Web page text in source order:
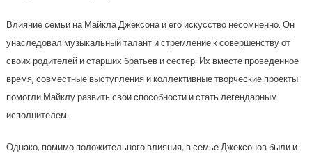
Влияние семьи на Майкла Джексона и его искусство несомненно. Он
унаследовал музыкальный талант и стремление к совершенству от
своих родителей и старших братьев и сестер. Их вместе проведенное
время, совместные выступления и коллективные творческие проекты
помогли Майклу развить свои способности и стать легендарным
исполнителем.
Однако, помимо положительного влияния, в семье Джексонов были и